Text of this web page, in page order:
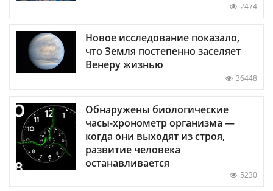
2474
Новое исследование показало,
что Земля постепенно заселяет
Венеру жизнью
36448
Обнаружены биологические
часы-хронометр организма —
когда они выходят из строя,
развитие человека
останавливается
5230